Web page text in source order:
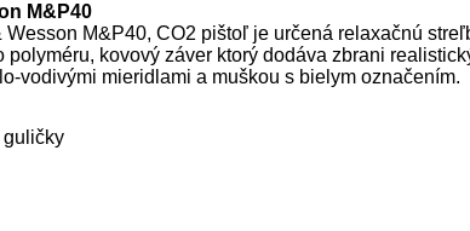
M&P40
M&P40, CO2 pištoľ je určená relaxačnú
polyméru, kovový záver ktorý dodáva zbrani
vodivými mieridlami a muškou s bielym označením.
guličky